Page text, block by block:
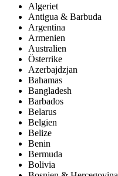
Algeriet
Antigua & Barbuda
Argentina
Armenien
Australien
Österrike
Azerbajdzjan
Bahamas
Bangladesh
Barbados
Belarus
Belgien
Belize
Benin
Bermuda
Bolivia